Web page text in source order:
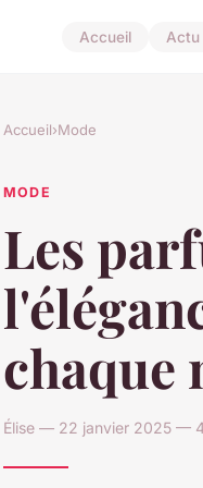
Accueil Actu
Accueil›Mode
MODE
Les
chaque
Élise — 22 janvier 2025 —